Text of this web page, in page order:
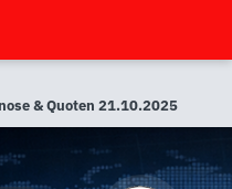
& Quoten 21.10.2025